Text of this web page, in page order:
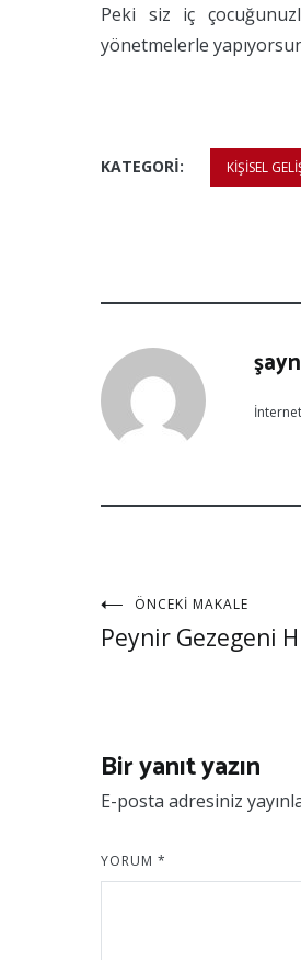
Peki siz iç
yönetmelerle
KATEGORI: KIŞISEL
ÖNCEKI MAKALE
Peynir Gezegeni
Bir yanıt yazın
E-posta adresiniz
YORUM *